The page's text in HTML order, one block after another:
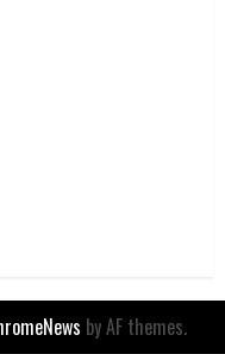
by AF themes.